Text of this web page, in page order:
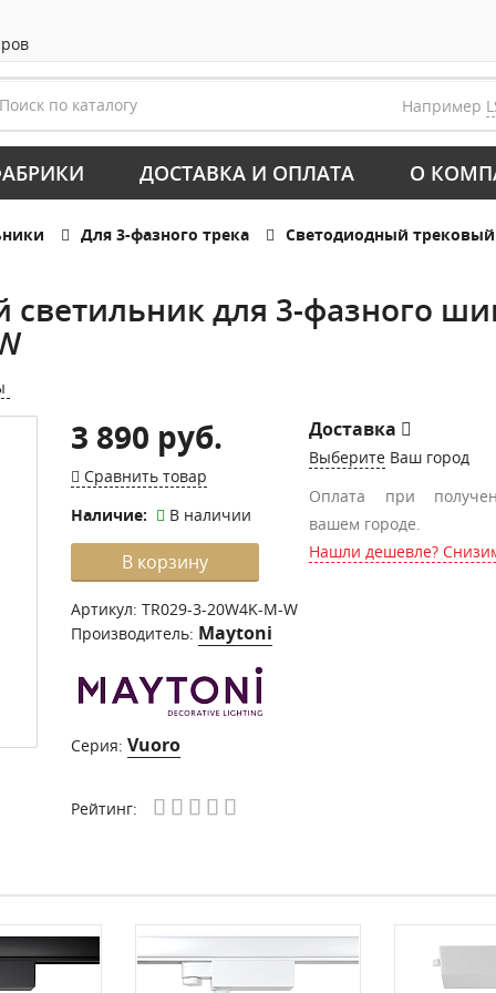
Например
ДОСТАВКА И ОПЛАТА О
Для 3-фазного трека
Светодиодный
для 3-фазного
3 890 руб.
Сравнить товар
Наличие:
В наличии
В корзину
Артикул: TR029-3-20W4K-M-W
Производитель: Maytoni
Серия: Vuoro
Доставка
Выберите Ваш город
Оплата при
вашем городе.
Нашли дешевле?
Рейтинг: